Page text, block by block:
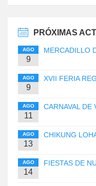
PRÓXIMAS
AGO
9
MERCADILLO
AGO
9
XVII FERIA
AGO
11
CARNAVAL DE
AGO
13
CHIKUNG
AGO
14
FIESTAS DE